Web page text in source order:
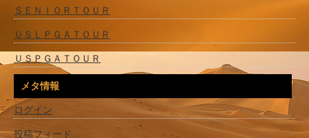
ＳＥＮＩＯＲＴＯＵＲ
ＵＳＬＰＧＡＴＯＵＲ
ＵＳＰＧＡＴＯＵＲ
メタ情報
ログイン
投稿フィード